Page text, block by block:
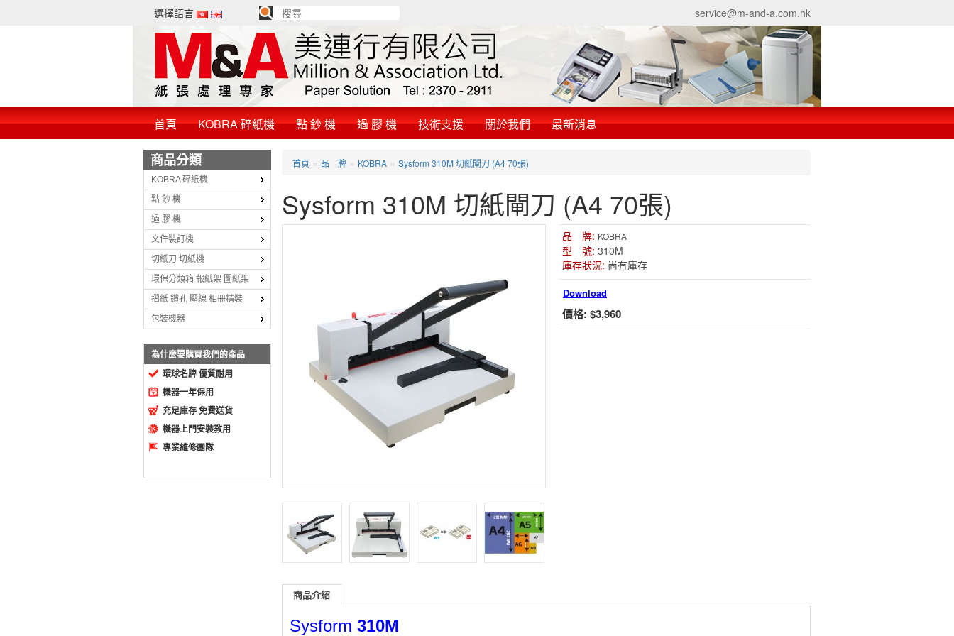
選擇語言 service@m-and-a.com.hk
首頁 KOBRA 碎紙機 點 鈔 機 過 膠 機 技術支援 關於我們 最新消息
商品分類
KOBRA 碎紙機
點 鈔 機
過 膠 機
文件裝訂機
切紙刀 切紙機
環保分類箱 報紙架 圖紙架
摺紙 鑽孔 壓線 相冊精裝
包裝機器
為什麼要購買我們的產品
環球名牌 優質耐用
機器一年保用
充足庫存 免費送貨
機器上門安裝教用
專業維修團隊
首頁 » 品 牌 » KOBRA » Sysform 310M 切紙閘刀 (A4 70張)
Sysform 310M 切紙閘刀 (A4 70張)
品 牌: KOBRA
型 號: 310M
庫存狀況: 尚有庫存
Download
價格: $3,960
商品介紹
Sysform 310M